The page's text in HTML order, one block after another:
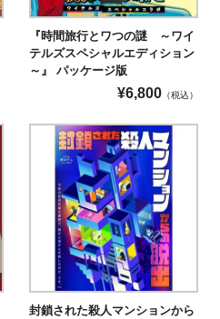
『時間旅行とワつの謎 ～ワイ
テルズスペシャルエディション
～』 パッケージ版
¥6,800 （税込）
封鎖された殺人マンションから